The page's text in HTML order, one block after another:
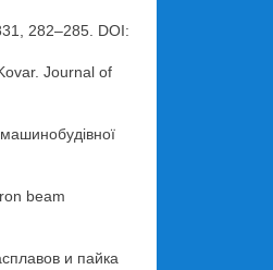
282–285. DOI:
Journal of
beam
и пайка